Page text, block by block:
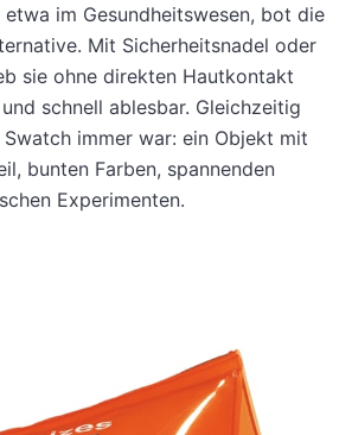
im Gesundheitswesen, bot die
Mit Sicherheitsnadel oder
sie ohne direkten Hautkontakt
schnell ablesbar. Gleichzeitig
immer war: ein Objekt mit
bunten Farben, spannenden
Experimenten.